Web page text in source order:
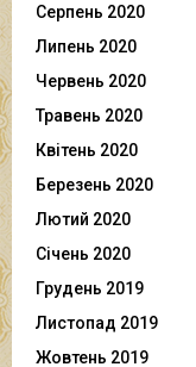
Серпень 2020
Липень 2020
Червень 2020
Травень 2020
Квітень 2020
Березень 2020
Лютий 2020
Січень 2020
Грудень 2019
Листопад 2019
Жовтень 2019